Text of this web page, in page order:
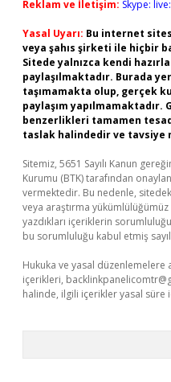
Reklam ve İletişim: Skype:
Yasal Uyarı: Bu internet
veya şahıs şirketi ile hiçbir
Sitede yalnızca kendi
paylaşılmaktadır. Burada
taşımamakta olup, gerçek
paylaşım
benzerlikleri tamamen
taslak halindedir ve tavsiye
Sitemiz, 5651 Sayılı Kanun
Kurumu (BTK) tarafından
vermektedir. Bu nedenle,
veya araştırma
yazdıkları içeriklerin
bu sorumluluğu kabul etmiş
Hukuka ve yasal düzenlemelere
içerikleri,
halinde, ilgili içerikler yasal süre